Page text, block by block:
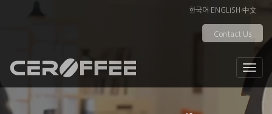
한국어 · ENGLISH ·中文
Contact Us